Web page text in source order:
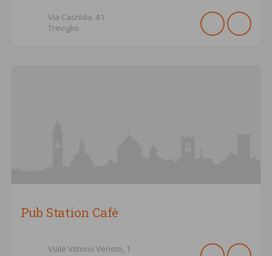
Via Casnida, 41
Treviglio
Pub Station Cafè
Viale Vittorio Veneto, 1